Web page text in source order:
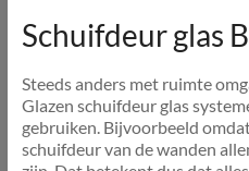
Schuifdeur glas
Steeds anders met ruimte
Glazen schuifdeur glas
gebruiken. Bijvoorbeeld
schuifdeur van de wanden